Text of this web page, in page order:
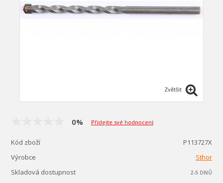
Zvětšit
0% Přidejte své hodnocení
Kód zboží
P113727X
Výrobce
Sthor
Skladová dostupnost
2-5 DNŮ